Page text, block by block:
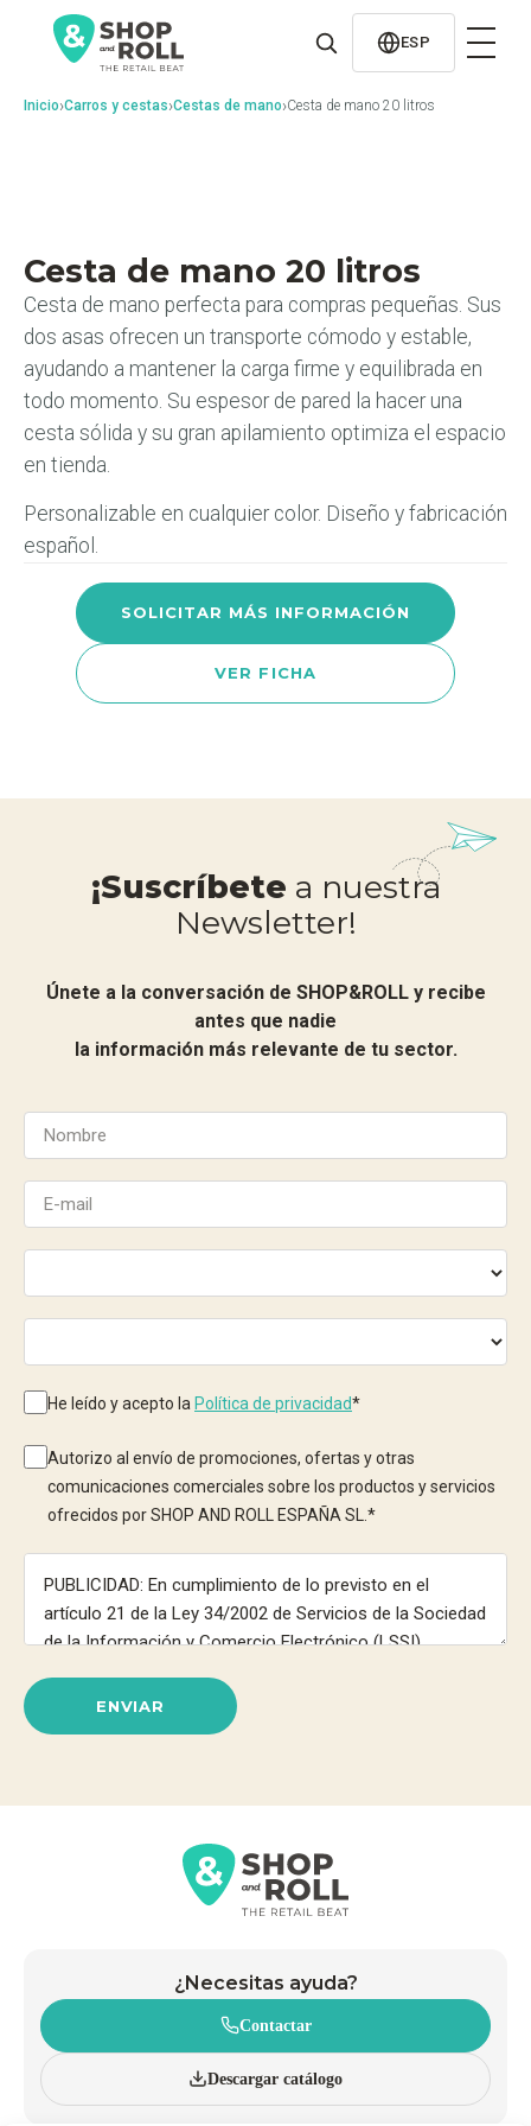
contenido
ESP
Inicio›Carros y cestas›Cestas de mano›Cesta de mano 20 litros
Cesta de mano 20 litros
Cesta de mano perfecta para compras pequeñas. Sus
dos asas ofrecen un transporte cómodo y estable,
ayudando a mantener la carga firme y equilibrada en
todo momento. Su espesor de pared la hacer una
cesta sólida y su gran apilamiento optimiza el espacio
en tienda.
Personalizable en cualquier color. Diseño y fabricación
español.
SOLICITAR MÁS INFORMACIÓN
VER FICHA
¡Suscríbete a nuestra
Newsletter!
Únete a la conversación de SHOP&ROLL y recibe
antes que nadie
la información más relevante de tu sector.
He leído y acepto la Política de privacidad*
Autorizo al envío de promociones, ofertas y otras
comunicaciones comerciales sobre los productos y servicios
ofrecidos por SHOP AND ROLL ESPAÑA SL. *
ENVIAR
¿Necesitas ayuda?
Contactar
Descargar catálogo